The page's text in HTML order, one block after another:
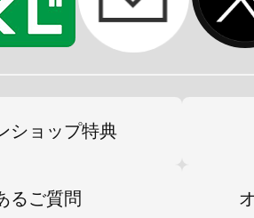
更や実際の休祝日と
ショップ特典
るご質問